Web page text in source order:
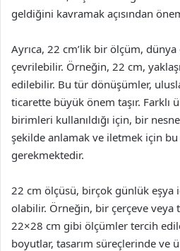
geldiğini kavramak açısından
Ayrıca, 22 cm’lik bir ölçüm,
çevrilebilir. Örneğin, 22 cm,
edilebilir. Bu tür dönüşümler,
ticarette büyük önem taşır. Farklı
birimleri kullanıldığı için, bir
şekilde anlamak ve iletmek için bu
gerekmektedir.
22 cm ölçüsü, birçok günlük
olabilir. Örneğin, bir çerçeve veya
22×28 cm gibi ölçümler tercih
boyutlar, tasarım süreçlerinde ve